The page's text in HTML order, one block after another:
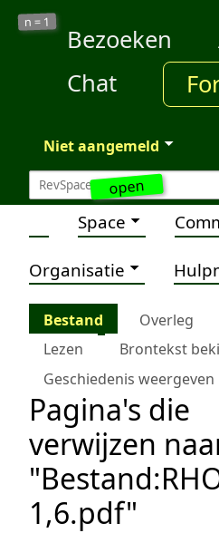
open
n = 1
Bezoeken
Chat
Niet aangemeld
Space
Organisatie
Bestand Overleg
Lezen
Brontekst
Geschiedenis weergeven
Pagina's die
verwijzen
1,6.pdf"